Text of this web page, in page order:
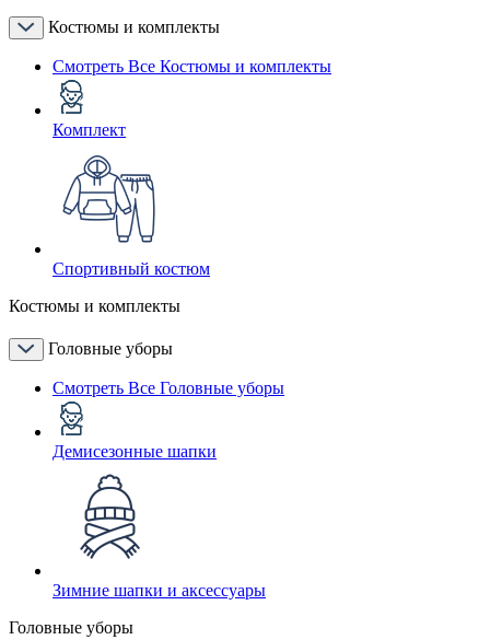
Костюмы и комплекты
Смотреть Все Костюмы и комплекты
Комплект
Спортивный костюм
Костюмы и комплекты
Головные уборы
Смотреть Все Головные уборы
Демисезонные шапки
Зимние шапки и аксессуары
Головные уборы